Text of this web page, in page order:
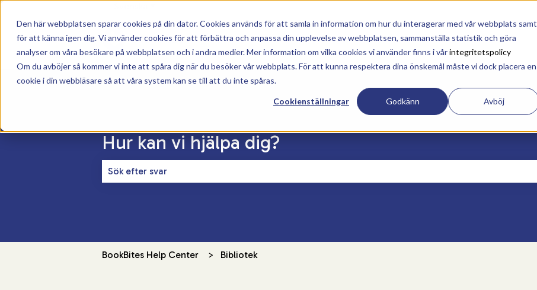
Den här webbplatsen sparar cookies på din dator. Cookies används för att samla in information om hur du interagerar med vår webbplats samt
för att känna igen dig. Vi använder cookies för att förbättra och anpassa din upplevelse av webbplatsen, sammanställa statistik och göra
analyser om våra besökare på webbplatsen och i andra medier. Mer information om vilka cookies vi använder finns i vårintegritetspolicy
Om du avböjer så kommer vi inte att spåra dig när du besöker vår webbplats. För att kunna respektera dina önskemål måste vi dock placera en
cookie i din webbläsare så att våra system kan se till att du inte spåras.
Cookienställningar Godkänn Avböj
Hur kan vi hjälpa dig?
BookBites Help Center Bibliotek